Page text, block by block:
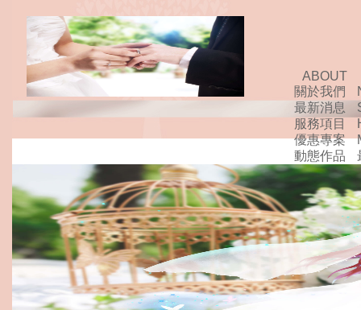
ABOUT
關於我們
最新消息
服務項目
優惠專案
動態作品